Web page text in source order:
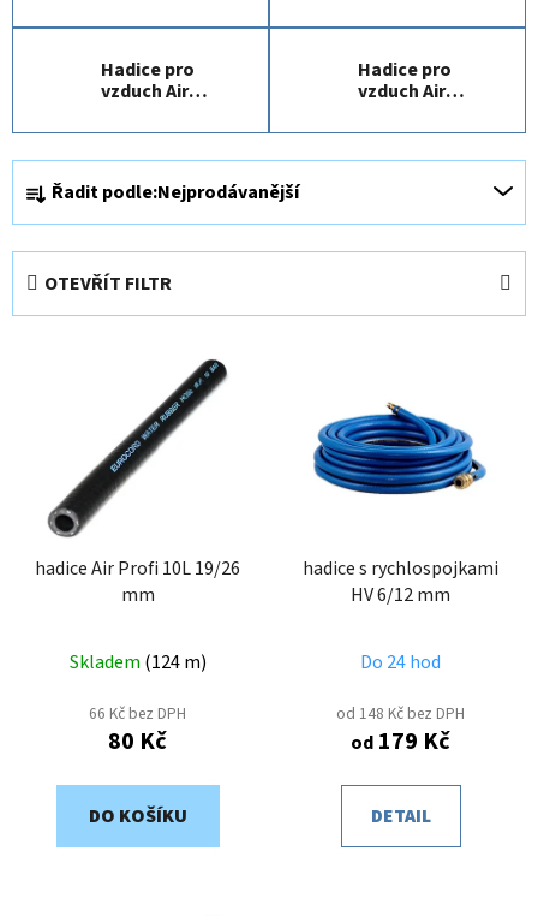
Hadice pro
vzduch Air
Hadice pro
vzduch Air
Ř
a
z
e
n
í
Řadit podle:Nejprodávanější
OTEVŘÍT FILTR
hadice Air Profi 10L 19/26
mm
Skladem (124 m)
66 Kč bez DPH
80 Kč
DO KOŠÍKU
hadice s rychlospojkami
HV 6/12 mm
Do 24 hod
od 148 Kč bez DPH
od 179 Kč
DETAIL